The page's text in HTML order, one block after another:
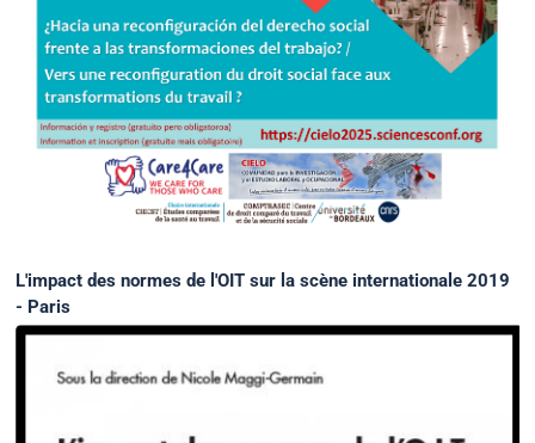
L'impact des normes de l'OIT sur la scène internationale 2019
- Paris